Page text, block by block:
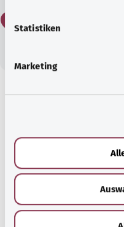
l
l
Statistiken
Marketing